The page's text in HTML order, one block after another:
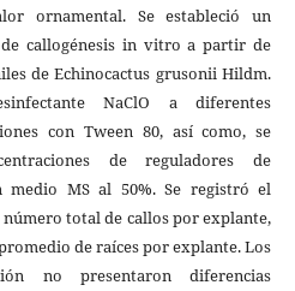
ornamental. Se estableció un
callogénesis in vitro a partir de
de Echinocactus grusonii Hildm.
NaClO a diferentes
con Tween 80, así como, se
de reguladores de
medio MS al 50%. Se registró el
total de callos por explante,
de raíces por explante. Los
no presentaron diferencias